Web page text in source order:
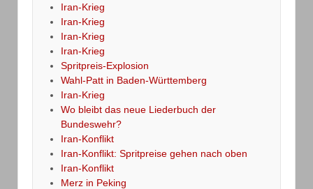
Iran-Krieg
Iran-Krieg
Iran-Krieg
Iran-Krieg
Spritpreis-Explosion
Wahl-Patt in Baden-Württemberg
Iran-Krieg
Wo bleibt das neue Liederbuch der
Bundeswehr?
Iran-Konflikt
Iran-Konflikt: Spritpreise gehen nach oben
Iran-Konflikt
Merz in Peking